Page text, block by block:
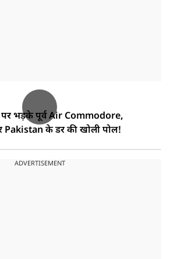
पर भड़के पूर्व Air Commodore,
के डर की खोली पोल!
ADVERTISEMENT